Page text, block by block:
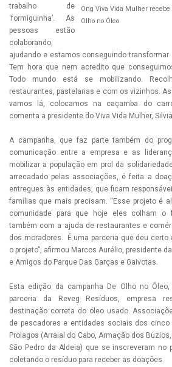
Ong Viva Vida Mulher
Olho no Óleo
trabalho de
‘formiguinha’. As
pessoas estão
colaborando,
ajudando e estamos conseguindo
Tem hora que nem acredito que
Todo mundo está se mobilizando.
restaurantes, pastelarias e com os vizinhos.
vamos lá, colocamos na caçamba do
comenta a presidente do Viva Vida Mulher,
A campanha, que faz parte também do
comunicação entre a empresa e as
mobilizar a população em prol da
arrecadado pelas associações, é feita a
entregues às entidades, que ficam
famílias que mais precisam. “Esse projeto é
comunidade para que hoje eles colham o
também com a ajuda de restaurantes e
dos moradores. É uma parceria que deu
o projeto”, afirmou Marcos Aurélio, presidente
e Amigos do Parque Das Garças e Gaivotas.
Esta edição da campanha De Olho no
parceria da Reveg Resíduos, empresa
destinação correta do óleo usado.
de pescadores e entidades sociais dos cinco
Prolagos (Arraial do Cabo, Armação dos
São Pedro da Aldeia) que se inscreveram no
coletando o resíduo para receber as doações.